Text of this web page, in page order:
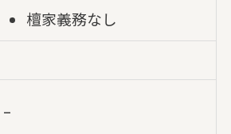
檀家義務なし
–